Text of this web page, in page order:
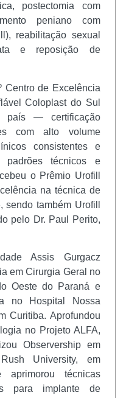
postectomia com
peniano com
reabilitação sexual
e reposição de
Centro de Excelência
Coloplast do Sul
— certificação
com alto volume
consistentes e
padrões técnicos e
o Prêmio Urofill
na técnica de
também Urofill
pelo Dr. Paul Perito,
Assis Gurgacz
em Cirurgia Geral no
Oeste do Paraná e
no Hospital Nossa
Curitiba. Aprofundou
no Projeto ALFA,
Observership em
University, em
aprimorou técnicas
para implante de